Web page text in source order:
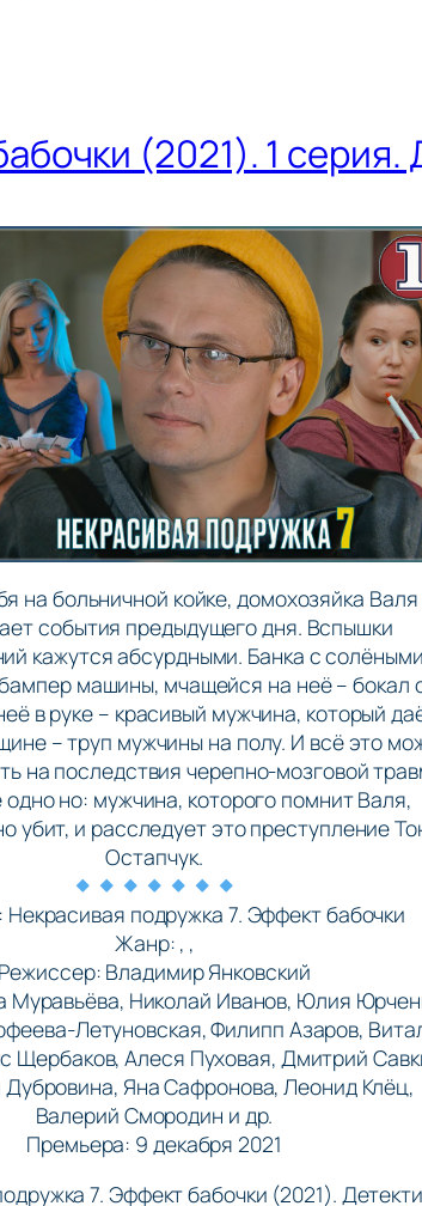
(2021). 1 серия.
на больничной койке, домохозяйка Валя
события предыдущего дня. Вспышки
кажутся абсурдными. Банка с
машины, мчащейся на неё – бокал
в руке – красивый мужчина, который
– труп мужчины на полу. И всё это
на последствия черепно-мозговой
но: мужчина, которого помнит Валя,
убит, и расследует это преступление
Остапчук.
Некрасивая подружка 7. Эффект бабочки
Жанр: , ,
Режиссер: Владимир Янковский
Муравьёва, Николай Иванов, Юлия
Летуновская, Филипп Азаров,
Щербаков, Алеся Пуховая, Дмитрий
Яна Сафронова, Леонид Клёц,
Валерий Смородин и др.
Премьера: 9 декабря 2021
7. Эффект бабочки (2021).